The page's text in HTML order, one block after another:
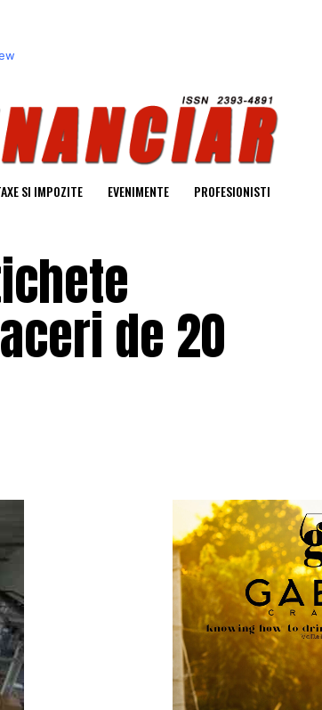
SI IMPOZITE EVENIMENTE PROFESIONISTI
de 20